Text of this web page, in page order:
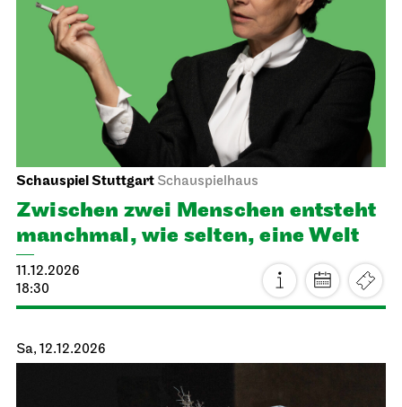
JOiNTreffpunkt: Opernhaus-Eingang in Richtung Landtag
OpernLAB zu “Hänsel und Gretel“
21.11.2026
14:00 - 17:00